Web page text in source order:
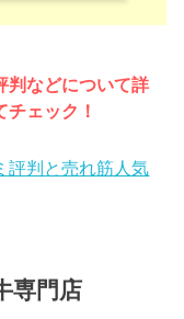
判などについて詳
ェック！
評判と売れ筋人気
専門店